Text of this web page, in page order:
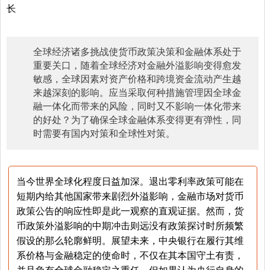
长
全球经济诸多挑战使货币政策决策和金融体系处于
重要关口，随着全球经济对金融外溢影响变得愈发
敏感，全球因素对资产价格和跨境资金流动产生越
来越深刻的影响。应当采取何种措施管理因全球金
融一体化而带来的风险，同时又不影响一体化带来
的好处？为了确保全球金融体系变得更有弹性，同
时需要有国内对策和全球性对策。
当今世界全球化程度日益加深。退出零利率政策可能在
短期内给其他国家带来剧烈外溢影响，金融市场对货币
政策公告的响应性即是此一观察的直观证据。然而，货
币政策外溢影响的中期冲击则远没有政策探讨时所频繁
假设的那么轮廓鲜明。展望未来，中央银行在履行其维
系价格与金融稳定的使命时，不仅在其本国守土有责，